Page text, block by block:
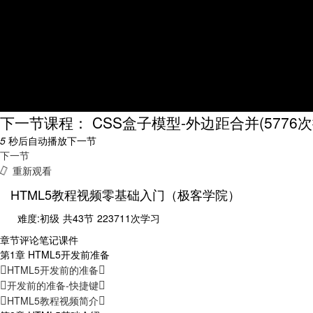
下一节课程： CSS盒子模型-外边距合并(5776
5 秒后自动播放下一节
下一节
重新观看
HTML5教程视频零基础入门（极客学院）
难度:初级 共43节 223711次学习
章节评论笔记课件
第1章 HTML5开发前准备
HTML5开发前的准备
开发前的准备-快捷键
HTML5教程视频简介